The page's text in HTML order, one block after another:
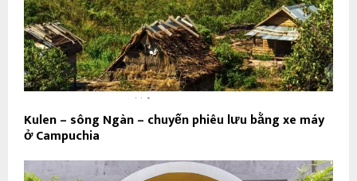
Kulen – sông Ngàn – chuyến phiêu lưu bằng xe máy
ở Campuchia